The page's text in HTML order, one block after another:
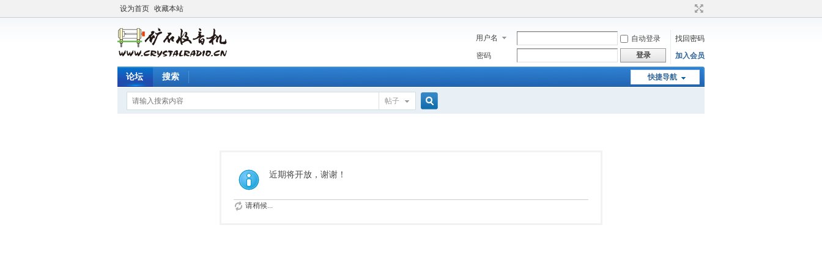
设为首页 收藏本站
用户名 自动登录
找回密码
密码
登录 加入会员
快捷导航
论坛 搜索
帖子
近期将开放，谢谢！
请稍候...